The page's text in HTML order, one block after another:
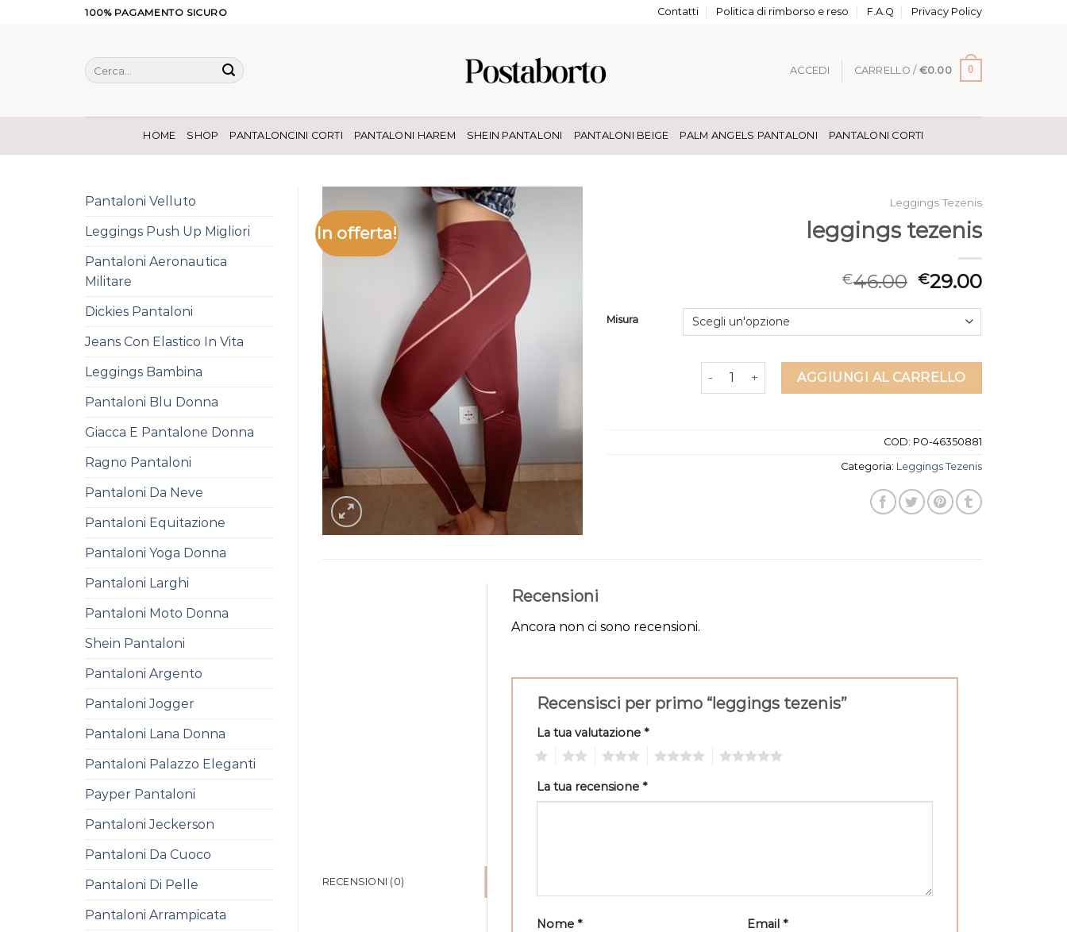
100% PAGAMENTO SICURO Contatti Politica di rimborso e reso F.A.Q Privacy Policy
Cerca:
ACCEDI CARRELLO / €0.00 0
HOME SHOP PANTALONCINI CORTI PANTALONI HAREM SHEIN PANTALONI PANTALONI BEIGE PALM ANGELS PANTALONI PANTALONI CORTI
Pantaloni Velluto
Leggings Push Up Migliori
Pantaloni Aeronautica
Militare
Dickies Pantaloni
Jeans Con Elastico In Vita
Leggings Bambina
Pantaloni Blu Donna
Giacca E Pantalone Donna
Ragno Pantaloni
Pantaloni Da Neve
Pantaloni Equitazione
Pantaloni Yoga Donna
Pantaloni Larghi
Pantaloni Moto Donna
Shein Pantaloni
Pantaloni Argento
Pantaloni Jogger
Pantaloni Lana Donna
Pantaloni Palazzo Eleganti
Payper Pantaloni
Pantaloni Jeckerson
Pantaloni Da Cuoco
Pantaloni Di Pelle
Pantaloni Arrampicata
In offerta!
Leggings Tezenis
leggings tezenis
€46.00 €29.00
Misura
leggings tezenis quantitàAGGIUNGI AL CARRELLO
COD: PO-46350881
Categoria: Leggings Tezenis
RECENSIONI (0)
Recensioni
Ancora non ci sono recensioni.
Recensisci per primo “leggings tezenis”
La tua valutazione*
La tua recensione*
Nome* Email *